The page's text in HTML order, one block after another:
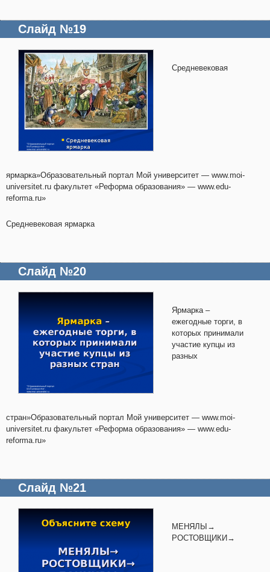
Слайд №19
Средневековая
ярмарка»Образовательный портал Мой университет — www.moi-
universitet.ru факультет «Реформа образования» — www.edu-
reforma.ru»
Средневековая ярмарка
Слайд №20
Ярмарка –
ежегодные торги, в
которых принимали
участие купцы из
разных
стран»Образовательный портал Мой университет — www.moi-
universitet.ru факультет «Реформа образования» — www.edu-
reforma.ru»
Слайд №21
МЕНЯЛЫ→
РОСТОВЩИКИ→